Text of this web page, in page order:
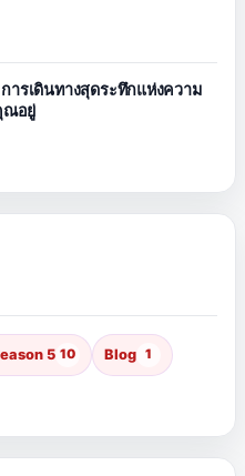
ารเดินทางสุดระทึกแห่งความ
ณอยู่
5 10 Blog 1